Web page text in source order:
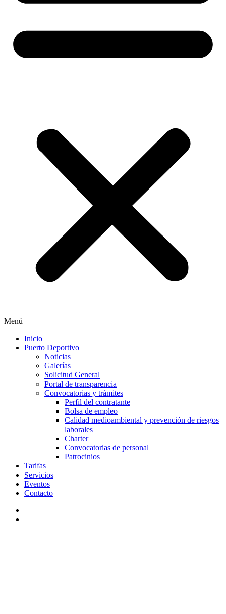
Menú
Inicio
Puerto Deportivo
Noticias
Galerías
Solicitud General
Portal de transparencia
Convocatorias y trámites
Perfil del contratante
Bolsa de empleo
Calidad medioambiental y prevención de riesgos
laborales
Charter
Convocatorias de personal
Patrocinios
Tarifas
Servicios
Eventos
Contacto